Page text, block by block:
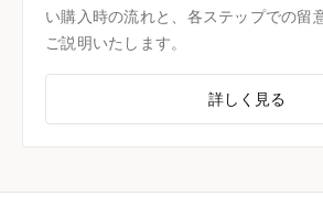
い購入時の流れと、各ステップでの留
ご説明いたします。
詳しく見る